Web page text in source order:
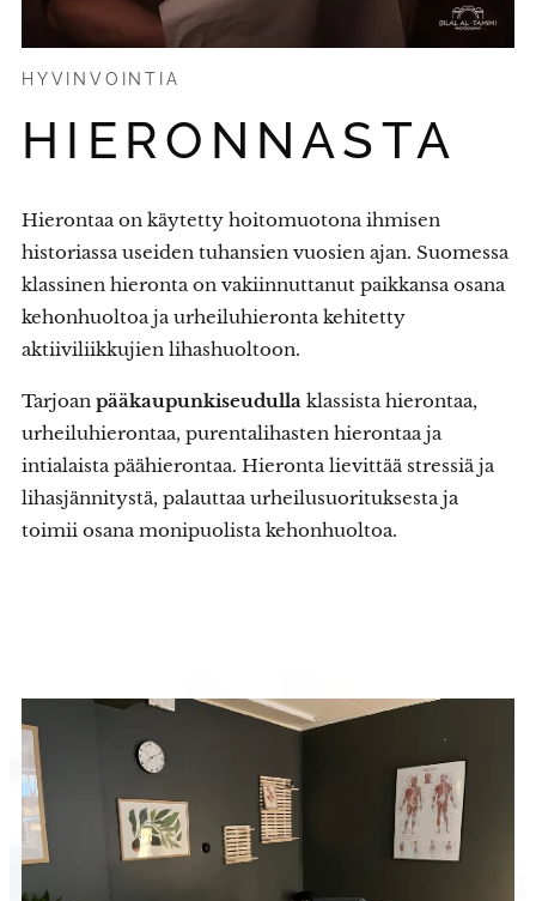
HYVINVOINTIA
HIERONNASTA
Hierontaa on käytetty hoitomuotona ihmisen
historiassa useiden tuhansien vuosien ajan. Suomessa
klassinen hieronta on vakiinnuttanut paikkansa osana
kehonhuoltoa ja urheiluhieronta kehitetty
aktiiviliikkujien lihashuoltoon.
Tarjoan pääkaupunkiseudulla klassista hierontaa,
urheiluhierontaa, purentalihasten hierontaa ja
intialaista päähierontaa. Hieronta lievittää stressiä ja
lihasjännitystä, palauttaa urheilusuorituksesta ja
toimii osana monipuolista kehonhuoltoa.